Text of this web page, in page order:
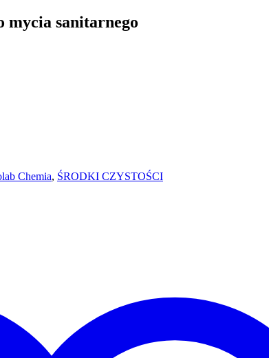
mycia sanitarnego
Chemia, ŚRODKI CZYSTOŚCI